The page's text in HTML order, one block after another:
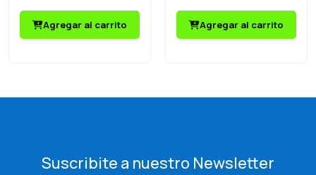
Agregar al carrito Agregar al carrito
Suscribite a nuestro Newsletter